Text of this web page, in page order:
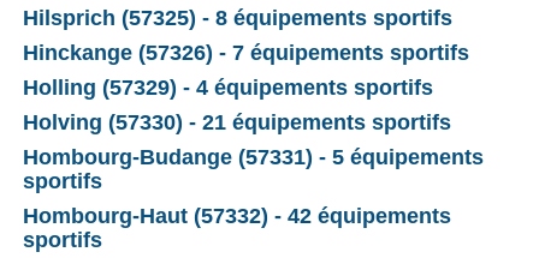
Hilsprich (57325) - 8 équipements sportifs
Hinckange (57326) - 7 équipements sportifs
Holling (57329) - 4 équipements sportifs
Holving (57330) - 21 équipements sportifs
Hombourg-Budange (57331) - 5 équipements
sportifs
Hombourg-Haut (57332) - 42 équipements
sportifs